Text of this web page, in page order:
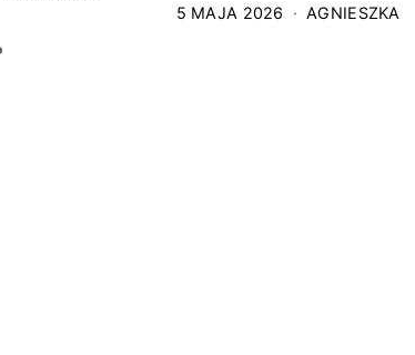
5 MAJA 2026 AGNIESZKA